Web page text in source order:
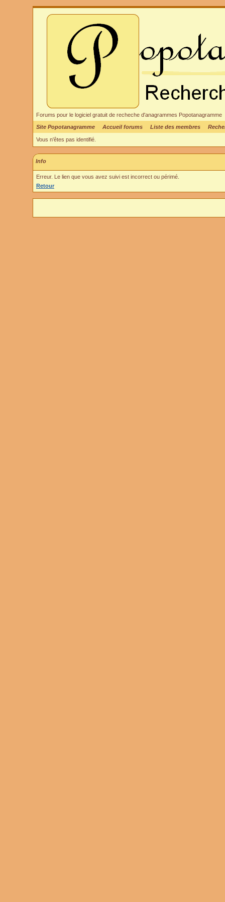
Forums pour le logiciel gratuit de recheche d'anagrammes Popotanagramme
Site Popotanagramme
Accueil forums Liste des membres
Vous n'êtes pas identifié.
Info
Erreur. Le lien que vous avez suivi est incorrect ou périmé.
Retour